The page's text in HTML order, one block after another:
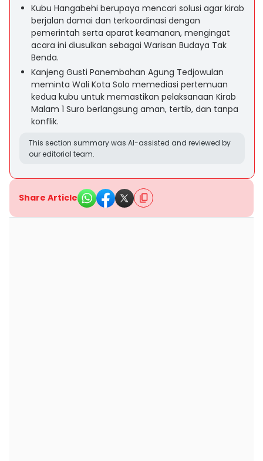
Kubu Hangabehi berupaya mencari solusi agar kirab
berjalan damai dan terkoordinasi dengan
pemerintah serta aparat keamanan, mengingat
acara ini diusulkan sebagai Warisan Budaya Tak
Benda.
Kanjeng Gusti Panembahan Agung Tedjowulan
meminta Wali Kota Solo memediasi pertemuan
kedua kubu untuk memastikan pelaksanaan Kirab
Malam 1 Suro berlangsung aman, tertib, dan tanpa
konflik.
This section summary was AI-assisted and reviewed by
our editorial team.
Share Article